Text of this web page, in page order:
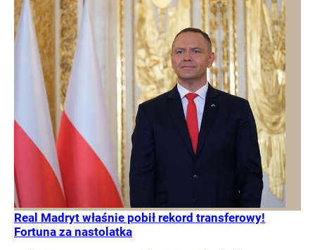
Real Madryt właśnie pobił rekord transferowy!
Fortuna za nastolatka